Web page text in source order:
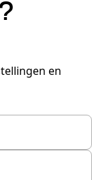
en